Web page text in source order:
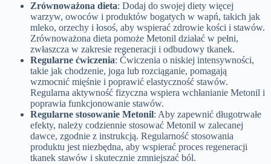
Zrównoważona dieta: Dodaj do swojej diety więcej
warzyw, owoców i produktów bogatych w wapń, takich jak
mleko, orzechy i łosoś, aby wspierać zdrowie kości i stawów.
Zrównoważona dieta pomoże Metonil działać w pełni,
zwłaszcza w zakresie regeneracji i odbudowy tkanek.
Regularne ćwiczenia: Ćwiczenia o niskiej intensywności,
takie jak chodzenie, joga lub rozciąganie, pomagają
wzmocnić mięśnie i poprawić elastyczność stawów.
Regularna aktywność fizyczna wspiera wchłanianie Metonil i
poprawia funkcjonowanie stawów.
Regularne stosowanie Metonil: Aby zapewnić długotrwałe
efekty, należy codziennie stosować Metonil w zalecanej
dawce, zgodnie z instrukcją. Regularność stosowania
produktu jest niezbędna, aby wspierać proces regeneracji
tkanek stawów i skutecznie zmniejszać ból.